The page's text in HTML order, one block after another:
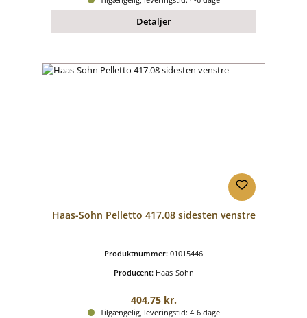
Detaljer
Haas-Sohn Pelletto 417.08 sidesten venstre
Produktnummer: 01015446
Producent: Haas-Sohn
Almindelig pris:
404,75 kr.
Tilgængelig, leveringstid: 4-6 dage